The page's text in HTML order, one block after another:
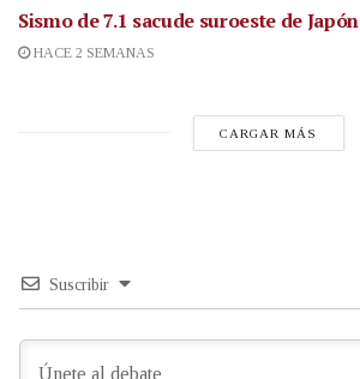
Sismo de 7.1 sacude suroeste de Japón
HACE 2 SEMANAS
CARGAR MÁS
Suscribir